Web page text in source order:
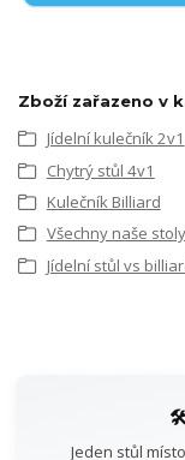
Zboží zařazeno v
Jídelní kulečník 2v1
Chytrý stůl 4v1
Kulečník Billiard
Všechny naše stoly
Jídelní stůl vs
Jeden stůl